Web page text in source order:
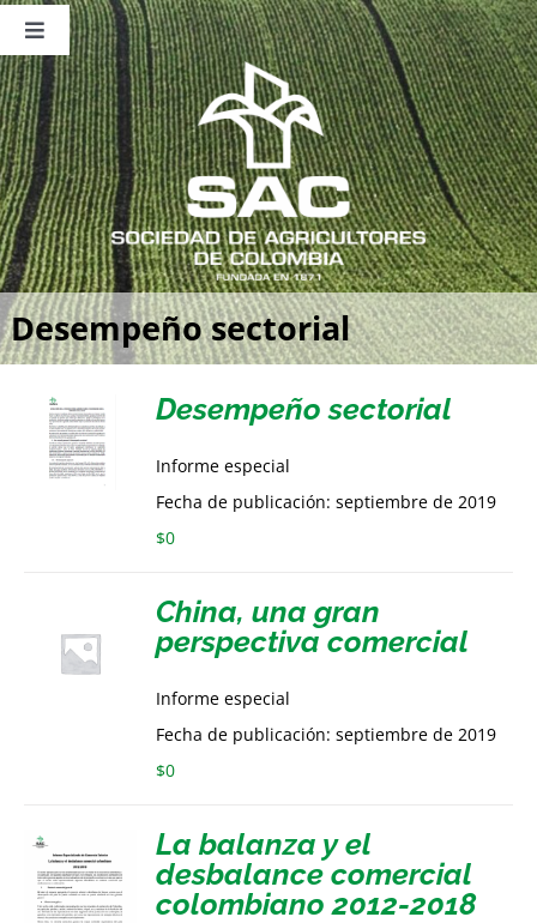
Saltar
contenido
Toggle
Navigation
Nosotros
Publicaciones
Sala de Prensa
Eventos
Desempeño sectorial
Desempeño sectorial
Informe especial
Fecha de publicación: septiembre de 2019
$0
China, una gran
perspectiva comercial
Informe especial
Fecha de publicación: septiembre de 2019
$0
La balanza y el
desbalance comercial
colombiano 2012-2018